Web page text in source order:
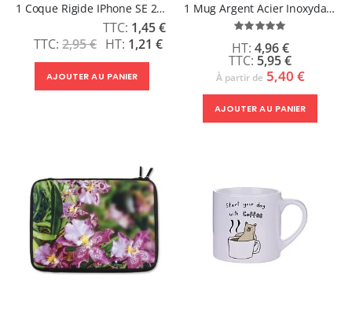
1 Coque Rigide IPhone SE 2020
2,95 €
Prix
Spécial
1,45 €
1,21 €
AJOUTER AU PANIER
1 Mug Argent Acier Inoxydable - LUNA
Évaluation:
5,95 €
4,96 €
À partir de 5,40 €
AJOUTER AU PANIER